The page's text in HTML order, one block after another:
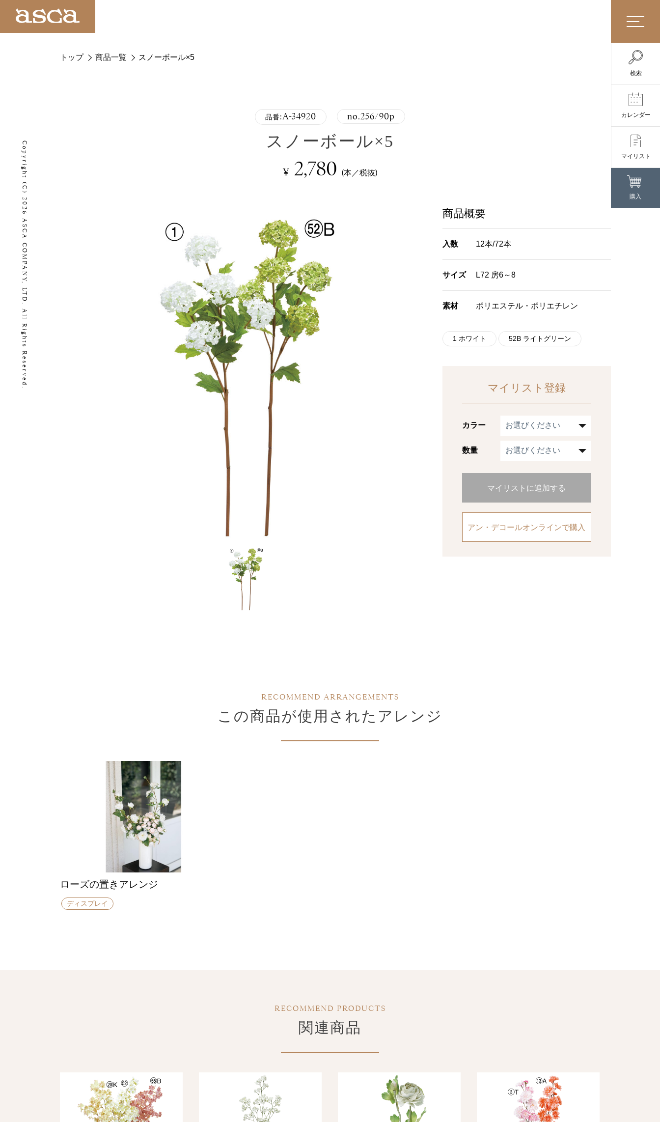
Copyright (C) 2026 ASCA COMPANY, LTD. All Rights Reserved.
検索
カレンダー
マイリスト
購入
トップ 商品一覧 スノーボール×5
品番:A-34920 no.256/90p
スノーボール×5
¥ 2,780 (本／税抜)
商品概要
入数 12本/72本
サイズ L72 房6～8
素材 ポリエステル・ポリエチレン
1 ホワイト 52B ライトグリーン
マイリスト登録
カラー
数量
マイリストに追加する
アン・デコールオンラインで購入
RECOMMEND ARRANGEMENTS
この商品が使用されたアレンジ
ローズの置きアレンジ
ディスプレイ
RECOMMEND PRODUCTS
関連商品